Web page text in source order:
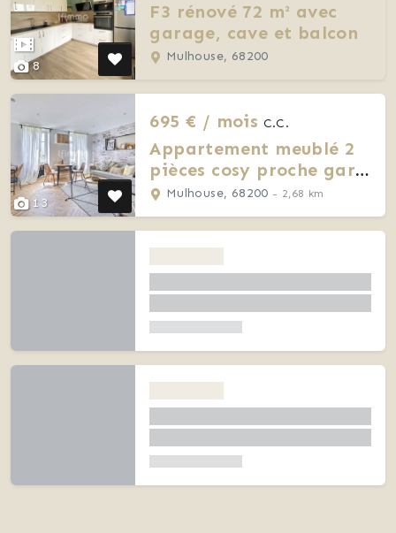
8
F3 rénové 72 m² avec
garage, cave et balcon
Mulhouse, 68200
13
695 € / mois C.C.
Appartement meublé 2
pièces cosy proche gare
de Dornach
Mulhouse, 68200 - 2,68 km